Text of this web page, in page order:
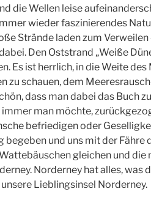
die Wellen leise
wieder faszinierendes
Strände laden zum
Den Oststrand „Weiße
Es ist herrlich, in die Weite
zu schauen, dem
dass man dabei das Buch
man möchte,
befriedigen oder
und uns mit der Fähre
gleichen und
Norderney hat alles, was
Lieblingsinsel Norderney.